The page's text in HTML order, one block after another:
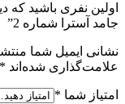
اولین نفری باشید که
جامد آسترا شماره 2”
نشانی ایمیل شما
علامت‌گذاری شده‌اند *
امتیاز شما *